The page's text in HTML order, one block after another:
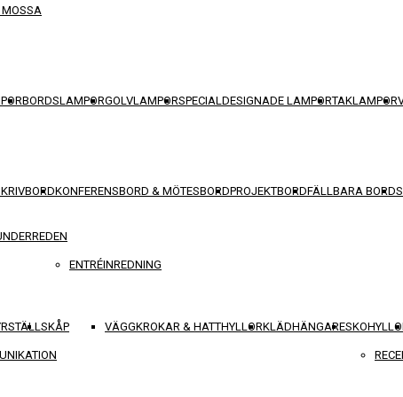
MOSSA
BORDSLAMPORGOLVLAMPORSPECIALDESIGNADE LAMPORTAKLAMPOR
KONFERENSBORD & MÖTESBORDPROJEKTBORDFÄLLBARA BORD
SKÅP
ENTRÉINREDNING
VÄGGKROKAR & HATTHYLLORKLÄDHÄNGARE